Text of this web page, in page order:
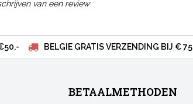
van een review
BELGIE GRATIS VERZENDING BIJ € 75
BETAALMETHODEN